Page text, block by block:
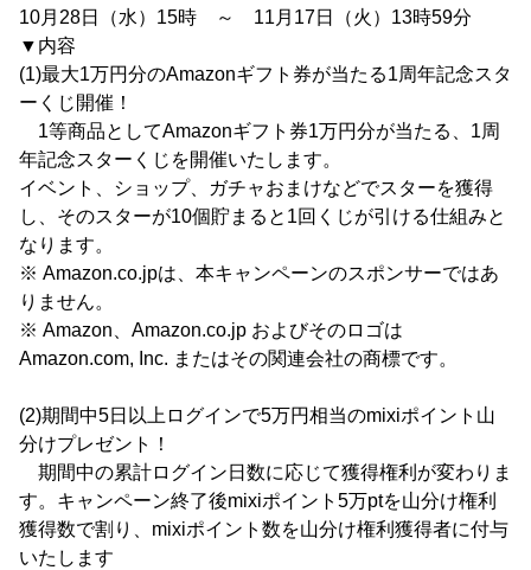
10月28日（水）15時 ～ 11月17日（火）13時59分
▼内容
(1)最大1万円分のAmazonギフト券が当たる1周年記念スタ
ーくじ開催！
1等商品としてAmazonギフト券1万円分が当たる、1周
年記念スターくじを開催いたします。
イベント、ショップ、ガチャおまけなどでスターを獲得
し、そのスターが10個貯まると1回くじが引ける仕組みと
なります。
※ Amazon.co.jpは、本キャンペーンのスポンサーではあ
りません。
※ Amazon、Amazon.co.jp およびそのロゴは
Amazon.com, Inc. またはその関連会社の商標です。
(2)期間中5日以上ログインで5万円相当のmixiポイント山
分けプレゼント！
期間中の累計ログイン日数に応じて獲得権利が変わりま
す。キャンペーン終了後mixiポイント5万ptを山分け権利
獲得数で割り、mixiポイント数を山分け権利獲得者に付与
いたします